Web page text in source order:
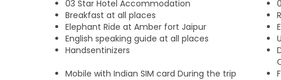
03 Star Hotel Accommodation
Breakfast at all places
Elephant Ride at Amber fort Jaipur
English speaking guide at all places
Handsentinizers
Mobile with Indian SIM card During the trip